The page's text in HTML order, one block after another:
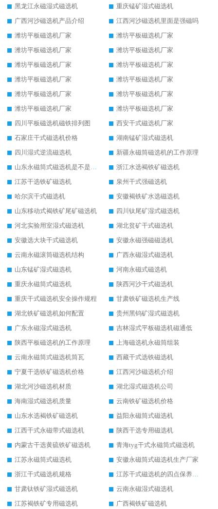
黑龙江永磁湿式磁选机
重庆锰矿湿式磁选机
广西河沙磁选机产品介绍
江西河沙磁选机里面是强磁吗
潍坊平板磁选机厂家
潍坊平板磁选机厂家
潍坊平板磁选机厂家
潍坊平板磁选机厂家
潍坊平板磁选机厂家
潍坊平板磁选机厂家
潍坊平板磁选机厂家
潍坊平板磁选机厂家
潍坊平板磁选机厂家
潍坊平板磁选机厂家
潍坊平板磁选机厂家
潍坊平板磁选机厂家
四川平板磁选机磁铁排列图
西安干式磁选机厂家
石家庄干式磁选机价格
湖南锰矿湿式磁选机
四川湿式逆流磁选机
新疆永磁筒磁选机的工作原理
山东永磁筒式磁选机是不是强磁
浙江水选褐铁矿磁选机
江苏干选铁矿磁选机
泉州干式强磁选机
哈尔滨干式磁选机
安徽褐铁矿水选磁选机
山东移动式褐铁矿尾矿磁选机
四川钛尾矿湿式磁选机
河北实验用室湿式磁选机
湖北贫矿干式磁选机
安徽选大块干式磁选机
安徽永磁强磁磁选机
云南永磁滚筒磁选机结构
广西永磁湿式磁选机
山东锰矿湿式磁选机
河南永磁式磁选机
重庆永磁筒式磁选机
陕西河沙干式磁选机
重庆干式磁选机安全操作规程
甘肃铁矿磁选机生产线
湖北铁矿磁选机如何配置
贵州黑钨矿湿式磁选机
广东永磁湿式磁选机
吉林湿式平板磁选机磁通低
陕西平板磁选机的工作原理
上海磁选机永磁筒组装
云南永磁筒式磁选机筒瓦
西藏干式选铁磁选机
宁夏干选铁矿磁选机价格
江西河沙磁选机介绍
湖北河沙磁选机材质
湖北湿式磁选机公司
海南湿式磁选机质量
云南铁矿磁选机价格
山东水选褐铁矿磁选机
益阳永磁筒式磁选机
江西干式永磁带式磁选机
陕西干选专用磁选机
内蒙古干选黄硫铁矿磁选机
青海tyg干式永磁筒式磁选机
江苏永磁筒式磁选机
安徽永磁筒式磁选机生产厂家
浙江干式磁选机规格
江苏干式磁选机的四点保养秘籍
甘肃钛铁矿湿式磁选机
云南永磁湿式磁选机
江苏褐铁矿专用磁选机
广西褐铁矿磁选机